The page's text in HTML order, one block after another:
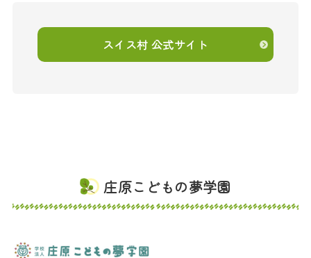
スイス村 公式サイト
庄原こどもの夢学園